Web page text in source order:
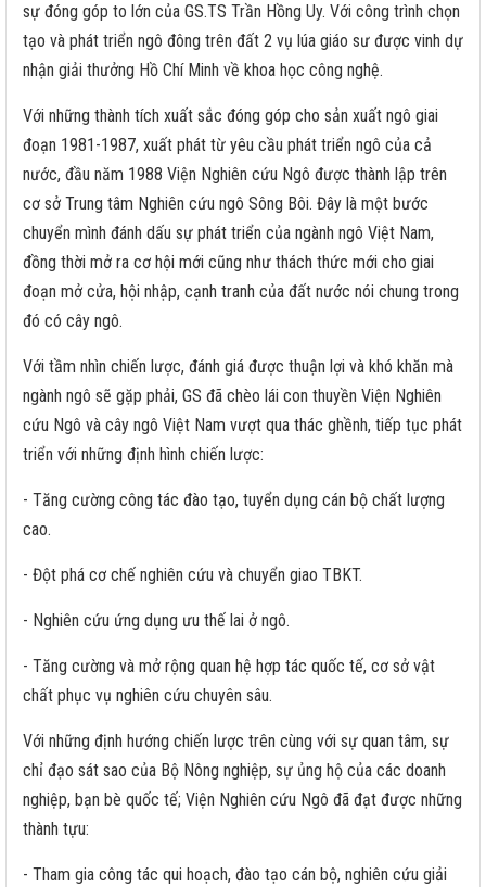
sự đóng góp to lớn của GS.TS Trần Hồng Uy. Với công trình chọn
tạo và phát triển ngô đông trên đất 2 vụ lúa giáo sư được vinh dự
nhận giải thưởng Hồ Chí Minh về khoa học công nghệ.
Với những thành tích xuất sắc đóng góp cho sản xuất ngô giai
đoạn 1981-1987, xuất phát từ yêu cầu phát triển ngô của cả
nước, đầu năm 1988 Viện Nghiên cứu Ngô được thành lập trên
cơ sở Trung tâm Nghiên cứu ngô Sông Bôi. Đây là một bước
chuyển mình đánh dấu sự phát triển của ngành ngô Việt Nam,
đồng thời mở ra cơ hội mới cũng như thách thức mới cho giai
đoạn mở cửa, hội nhập, cạnh tranh của đất nước nói chung trong
đó có cây ngô.
Với tầm nhìn chiến lược, đánh giá được thuận lợi và khó khăn mà
ngành ngô sẽ gặp phải, GS đã chèo lái con thuyền Viện Nghiên
cứu Ngô và cây ngô Việt Nam vượt qua thác ghềnh, tiếp tục phát
triển với những định hình chiến lược:
- Tăng cường công tác đào tạo, tuyển dụng cán bộ chất lượng
cao.
- Đột phá cơ chế nghiên cứu và chuyển giao TBKT.
- Nghiên cứu ứng dụng ưu thế lai ở ngô.
- Tăng cường và mở rộng quan hệ hợp tác quốc tế, cơ sở vật
chất phục vụ nghiên cứu chuyên sâu.
Với những định hướng chiến lược trên cùng với sự quan tâm, sự
chỉ đạo sát sao của Bộ Nông nghiệp, sự ủng hộ của các doanh
nghiệp, bạn bè quốc tế; Viện Nghiên cứu Ngô đã đạt được những
thành tựu:
- Tham gia công tác qui hoạch, đào tạo cán bộ, nghiên cứu giải